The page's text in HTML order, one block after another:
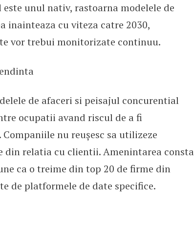
unul nativ, rastoarna modelele de
inainteaza cu viteza catre 2030,
vor trebui monitorizate continuu.
de afaceri si peisajul concurential
ocupatii avand riscul de a fi
nu reușesc sa utilizeze
din relatia cu clientii. Amenintarea consta
ca o treime din top 20 de firme din
de platformele de date specifice.